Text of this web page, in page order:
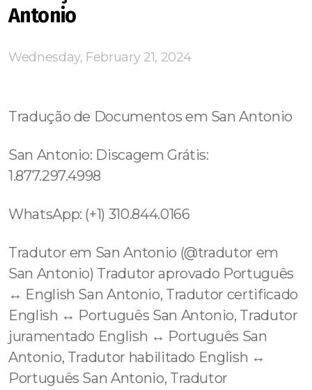
Antonio
Wednesday, February 21, 2024
Tradução de Documentos em San Antonio
San Antonio: Discagem Grátis:
1.877.297.4998
WhatsApp: (+1) 310.844.0166
Tradutor em San Antonio (@tradutor em
San Antonio) Tradutor aprovado Português
↔️ English San Antonio, Tradutor certificado
English ↔️ Português San Antonio, Tradutor
juramentado English ↔️ Português San
Antonio, Tradutor habilitado English ↔️
Português San Antonio, Tradutor